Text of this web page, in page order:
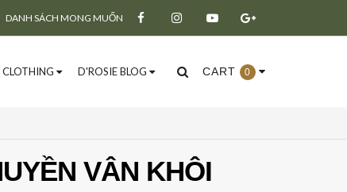
DANH SÁCH MONG MUỐN
CART 0
D'ROSIE BLOG
VÂN KHÔI